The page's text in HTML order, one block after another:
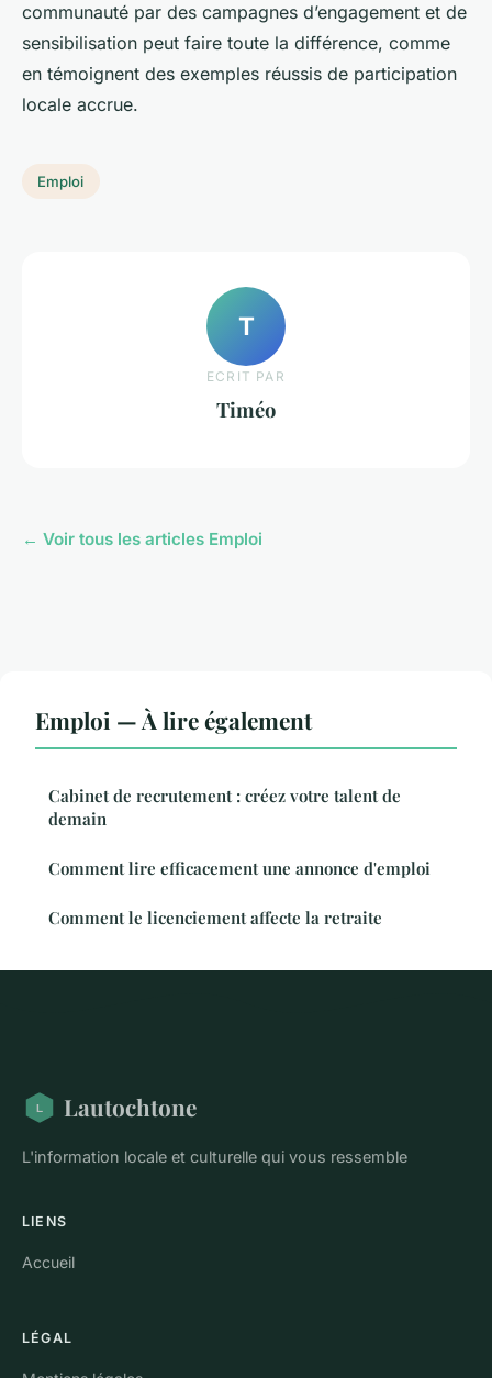
communauté par des campagnes d’engagement et de
sensibilisation peut faire toute la différence, comme
en témoignent des exemples réussis de participation
locale accrue.
Emploi
T
ECRIT PAR
Timéo
← Voir tous les articles Emploi
Emploi — À lire également
Cabinet de recrutement : créez votre talent de
demain
Comment lire efficacement une annonce d'emploi
Comment le licenciement affecte la retraite
Lautochtone
L'information locale et culturelle qui vous ressemble
LIENS
Accueil
LÉGAL